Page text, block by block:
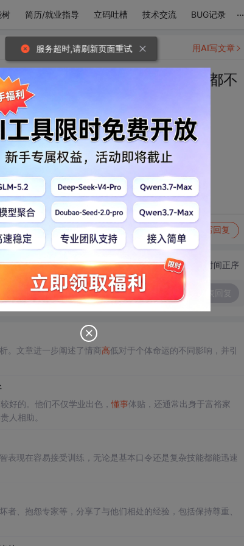
树 简历/就业指导 立码吐槽 技术交流 BUG记录 ...
比你聪明、又比你懂事的人，都不
人，都不关我的事。
动态 举报 写回复
用AI写文章
切换为时间正序
。文章进一步阐述了情商高低对于个体命运的不同影响，并引
较好的。他们不仅学业出色， 懂事体贴，还通常出身于富裕家
人相助。
表现在容易接受训练，无论是基本口令还是复杂技能都能迅速
者、抱怨专家等，分享了与他们相处的经验，包括保持尊重、
服务超时,请刷新页面重试